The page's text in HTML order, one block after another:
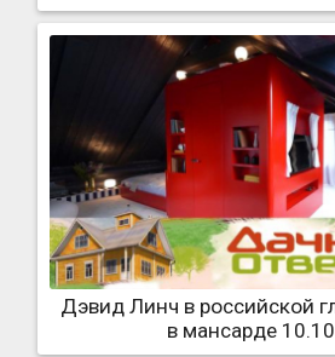
Дэвид Линч в российской
в мансарде